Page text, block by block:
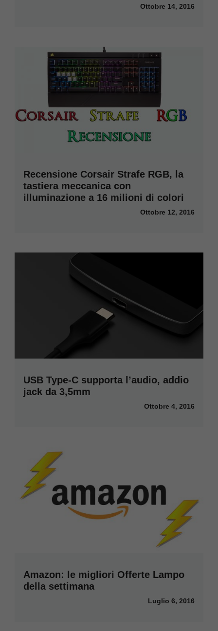
Ottobre 14, 2016
Recensione Corsair Strafe RGB, la
tastiera meccanica con
illuminazione a 16 milioni di colori
Ottobre 12, 2016
USB Type-C supporta l’audio, addio
jack da 3,5mm
Ottobre 4, 2016
Amazon: le migliori Offerte Lampo
della settimana
Luglio 6, 2016